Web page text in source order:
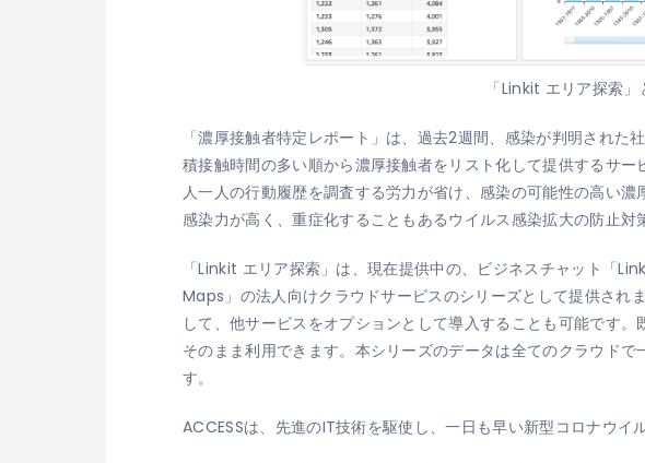
「Linkit エリア探索
「濃厚接触者特定レポート」は、過去2週間、感染が判明され
積接触時間の多い順から濃厚接触者をリスト化して提供するサ
人一人の行動履歴を調査する労力が省け、感染の可能性の高い
感染力が高く、重症化することもあるウイルス感染拡大の防止対
「Linkit エリア探索」は、現在提供中の、ビジネスチャット「
Maps」の法人向けクラウドサービスのシリーズとして提供され
して、他サービスをオプションとして導入することも可能です
そのまま利用できます。本シリーズのデータは全てのクラウド
す。
ACCESSは、先進のIT技術を駆使し、一日も早い新型コロナウ